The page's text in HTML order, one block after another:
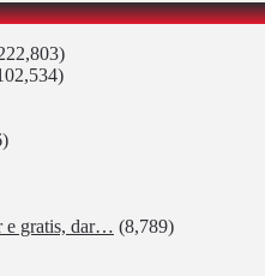
e gratis, dar… (8,789)